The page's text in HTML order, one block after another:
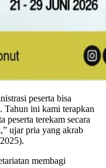
peserta bisa
Tahun ini kami terapkan
peserta terekam secara
ujar pria yang akrab
membagi